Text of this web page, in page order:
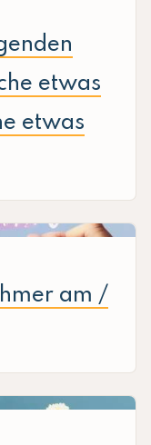
etwas
etwas
am /